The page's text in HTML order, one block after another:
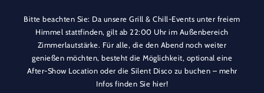
Bitte beachten Sie: Da unsere Grill & Chill-Events unter freiem
Himmel stattfinden, gilt ab 22:00 Uhr im Außenbereich
Zimmerlautstärke. Für alle, die den Abend noch weiter
genießen möchten, besteht die Möglichkeit, optional eine
After-Show Location oder die Silent Disco zu buchen – mehr
Infos finden Sie hier!